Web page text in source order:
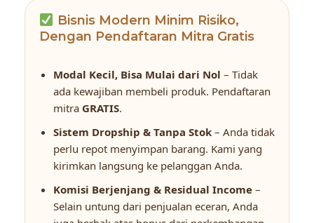
Bisnis Modern Minim Risiko,
Dengan Pendaftaran Mitra Gratis
Modal Kecil, Bisa Mulai dari Nol – Tidak
ada kewajiban membeli produk. Pendaftaran
mitra GRATIS.
Sistem Dropship & Tanpa Stok – Anda tidak
perlu repot menyimpan barang. Kami yang
kirimkan langsung ke pelanggan Anda.
Komisi Berjenjang & Residual Income –
Selain untung dari penjualan eceran, Anda